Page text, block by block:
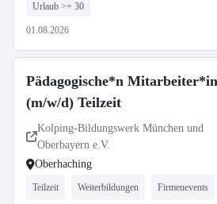
Urlaub >= 30
01.08.2026
Pädagogische*n Mitarbeiter*in
(m/w/d) Teilzeit
Kolping-Bildungswerk München und
Oberbayern e.V.
Oberhaching
Teilzeit Weiterbildungen Firmenevents